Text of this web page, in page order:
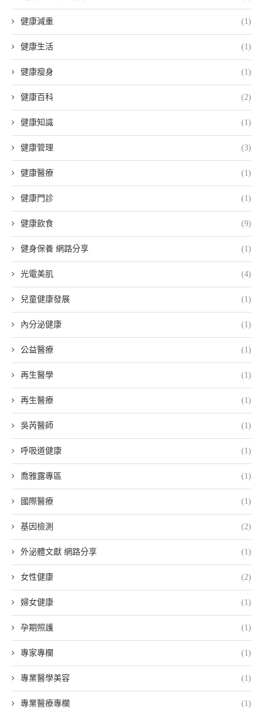
健康減重 (1)
健康生活 (1)
健康瘦身 (1)
健康百科 (2)
健康知識 (1)
健康管理 (3)
健康醫療 (1)
健康門診 (1)
健康飲食 (9)
健身保養 網路分享 (1)
光電美肌 (4)
兒童健康發展 (1)
內分泌健康 (1)
公益醫療 (1)
再生醫學 (1)
再生醫療 (1)
吳芮醫師 (1)
呼吸道健康 (1)
喬雅露專區 (1)
國際醫療 (1)
基因檢測 (2)
外泌體文獻 網路分享 (1)
女性健康 (2)
婦女健康 (1)
孕期照護 (1)
專家專欄 (1)
專業醫學美容 (1)
專業醫療專欄 (1)